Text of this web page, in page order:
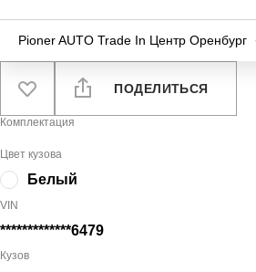
Pioner AUTO Trade In Центр Оренбург
ПОДЕЛИТЬСЯ
Комплектация
Цвет кузова
Белый
VIN
*************6479
Кузов